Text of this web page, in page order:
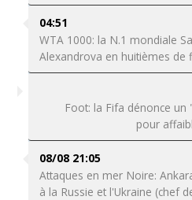
04:51
WTA 1000: la N.1 mondiale
Alexandrova en huitièmes de
Foot: la Fifa dénonce
pour
08/08 21:05
Attaques en mer Noire:
à la Russie et l'Ukraine (chef